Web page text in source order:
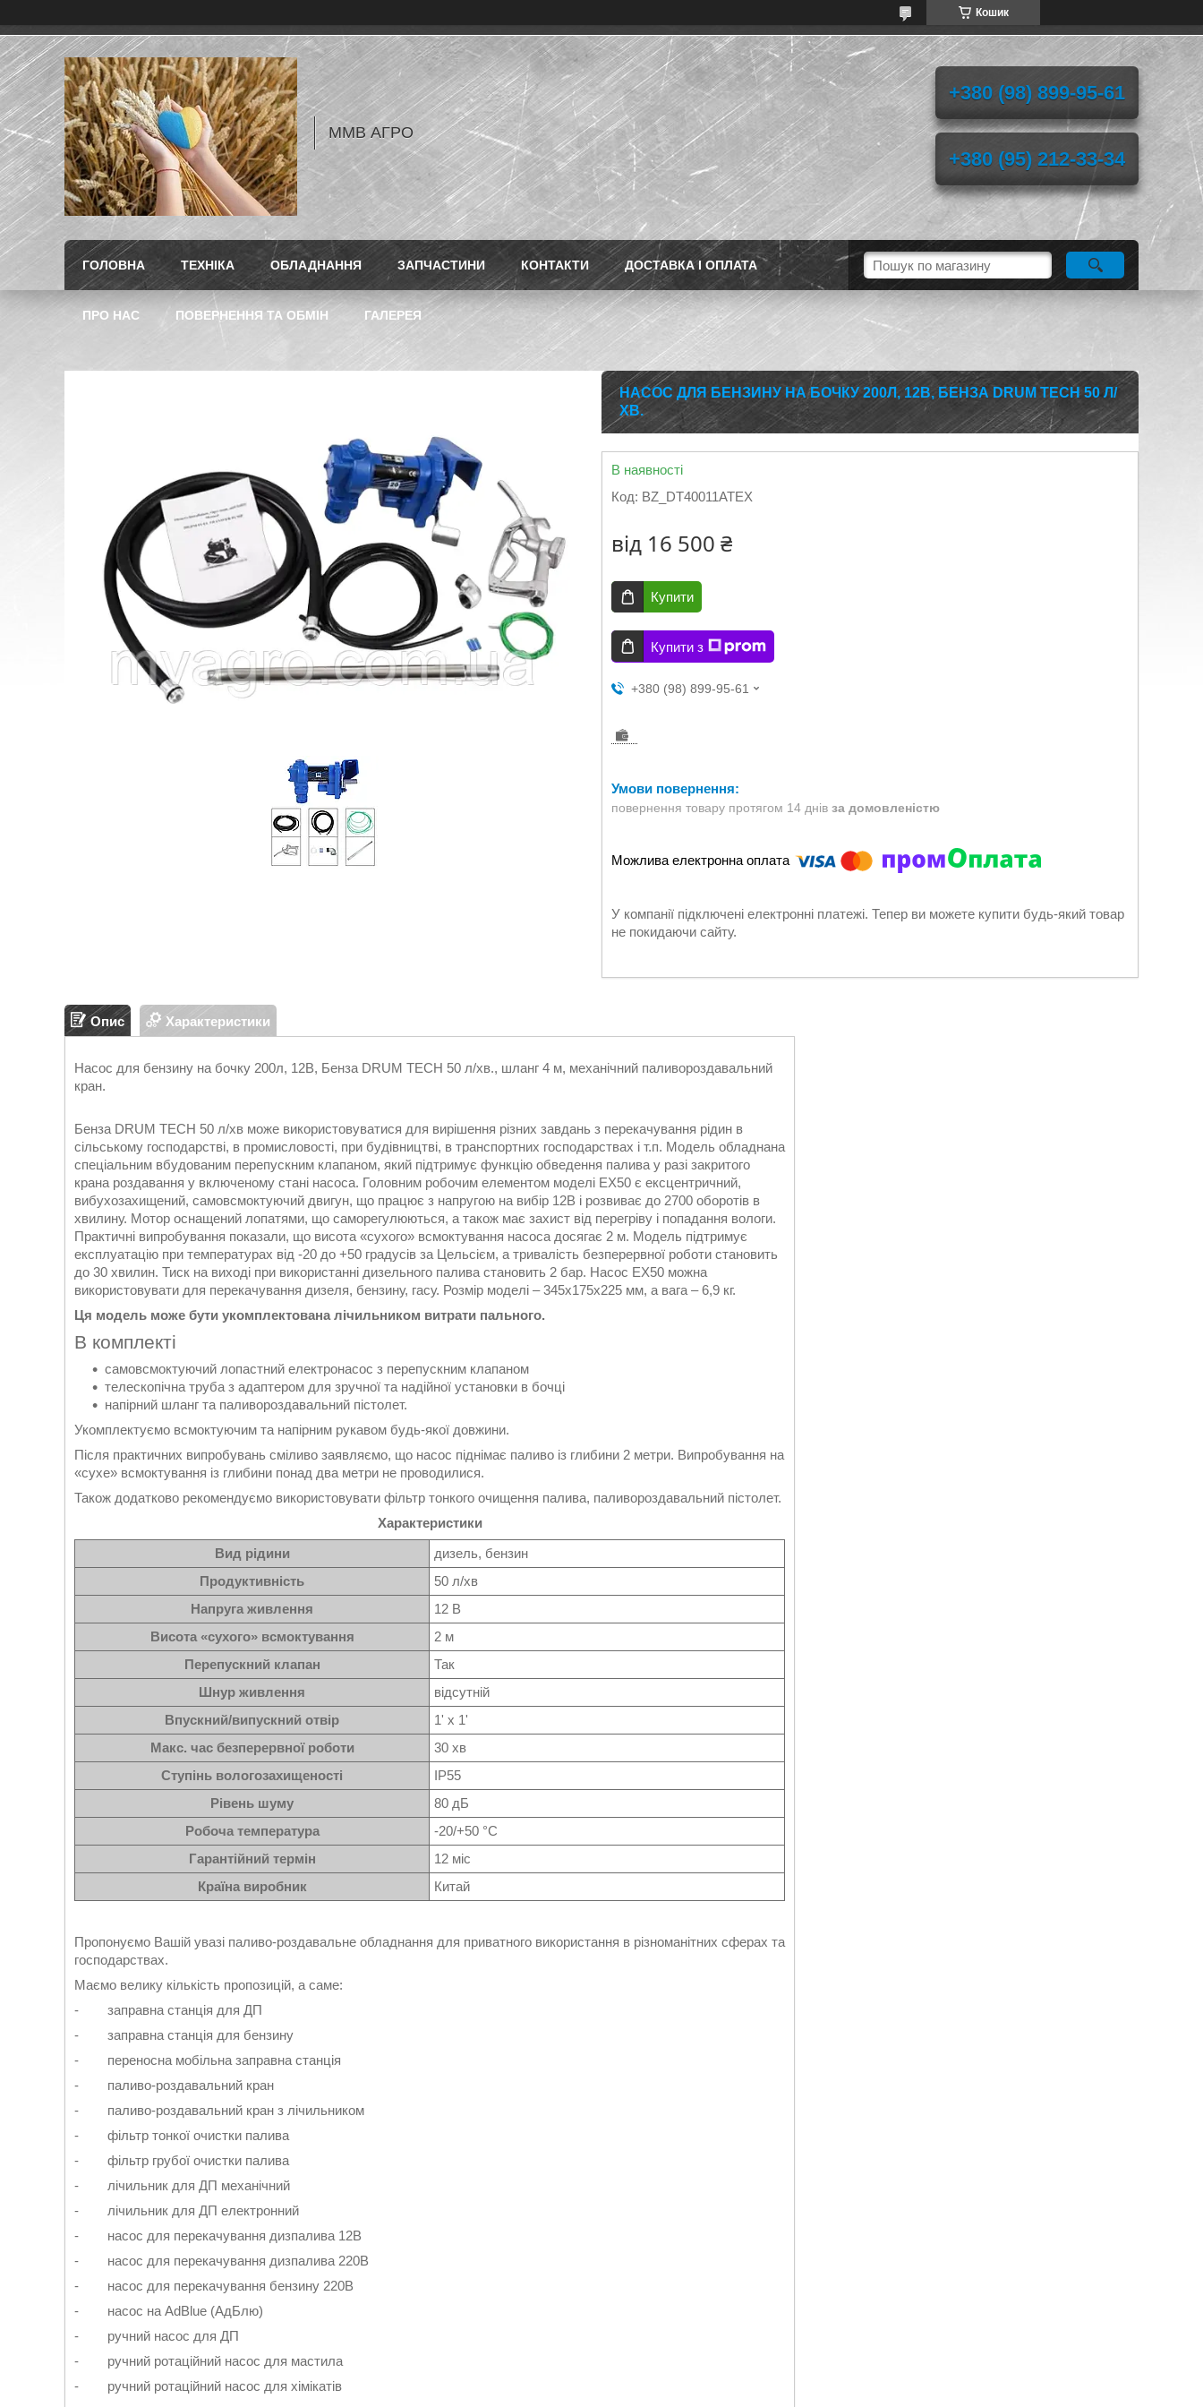
Кошик
ММВ АГРО
+380 (98) 899-95-61
+380 (95) 212-33-34
ГОЛОВНА ТЕХНІКА ОБЛАДНАННЯ ЗАПЧАСТИНИ КОНТАКТИ ДОСТАВКА І ОПЛАТА
ПРО НАС ПОВЕРНЕННЯ ТА ОБМІН ГАЛЕРЕЯ
НАСОС ДЛЯ БЕНЗИНУ НА БОЧКУ 200Л, 12В, БЕНЗА DRUM TECH 50 Л/
ХВ.
В наявності
Код: BZ_DT40011ATEX
від 16 500 ₴
Купити
Купити з
+380 (98) 899-95-61
повернення товару протягом 14 днів за домовленістю
У компанії підключені електронні платежі. Тепер ви можете купити будь-який товар
не покидаючи сайту.
Опис Характеристики
Насос для бензину на бочку 200л, 12В, Бенза DRUM TECH 50 л/хв., шланг 4 м, механічний паливороздавальний
кран.
Бенза DRUM TECH 50 л/хв може використовуватися для вирішення різних завдань з перекачування рідин в
сільському господарстві, в промисловості, при будівництві, в транспортних господарствах і т.п. Модель обладнана
спеціальним вбудованим перепускним клапаном, який підтримує функцію обведення палива у разі закритого
крана роздавання у включеному стані насоса. Головним робочим елементом моделі EX50 є ексцентричний,
вибухозахищений, самовсмоктуючий двигун, що працює з напругою на вибір 12В і розвиває до 2700 оборотів в
хвилину. Мотор оснащений лопатями, що саморегулюються, а також має захист від перегріву і попадання вологи.
Практичні випробування показали, що висота «сухого» всмоктування насоса досягає 2 м. Модель підтримує
експлуатацію при температурах від -20 до +50 градусів за Цельсієм, а тривалість безперервної роботи становить
до 30 хвилин. Тиск на виході при використанні дизельного палива становить 2 бар. Насос EX50 можна
використовувати для перекачування дизеля, бензину, гасу. Розмір моделі – 345х175х225 мм, а вага – 6,9 кг.
Ця модель може бути укомплектована лічильником витрати пального.
В комплекті
самовсмоктуючий лопастний електронасос з перепускним клапаном
телескопічна труба з адаптером для зручної та надійної установки в бочці
напірний шланг та паливороздавальний пістолет.
Укомплектуємо всмоктуючим та напірним рукавом будь-якої довжини.
Після практичних випробувань сміливо заявляємо, що насос піднімає паливо із глибини 2 метри. Випробування на
«сухе» всмоктування із глибини понад два метри не проводилися.
Також додатково рекомендуємо використовувати фільтр тонкого очищення палива, паливороздавальний пістолет.
Характеристики
Вид рідини
дизель, бензин
Продуктивність
50 л/хв
Напруга живлення
12 В
Висота «сухого» всмоктування
2 м
Перепускний клапан
Так
Шнур живлення
відсутній
Впускний/випускний отвір
1' x 1'
Макс. час безперервної роботи
30 хв
Ступінь вологозахищеності
IP55
Рівень шуму
80 дБ
Робоча температура
-20/+50 °С
Гарантійний термін
12 міс
Країна виробник
Китай
Пропонуємо Вашій увазі паливо-роздавальне обладнання для приватного використання в різноманітних сферах та
господарствах.
Маємо велику кількість пропозицій, а саме:
- заправна станція для ДП
- заправна станція для бензину
- переносна мобільна заправна станція
- паливо-роздавальний кран
- паливо-роздавальний кран з лічильником
- фільтр тонкої очистки палива
- фільтр грубої очистки палива
- лічильник для ДП механічний
- лічильник для ДП електронний
- насос для перекачування дизпалива 12В
- насос для перекачування дизпалива 220В
- насос для перекачування бензину 220В
- насос на AdBlue (АдБлю)
- ручний насос для ДП
- ручний ротаційний насос для мастила
- ручний ротаційний насос для хімікатів